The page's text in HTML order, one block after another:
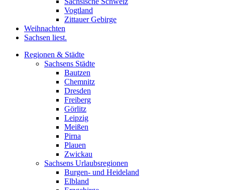
Vogtland
Zittauer Gebirge
Weihnachten
Sachsen liest.
Regionen & Städte
Sachsens Städte
Bautzen
Chemnitz
Dresden
Freiberg
Görlitz
Leipzig
Meißen
Pirna
Plauen
Zwickau
Sachsens Urlaubsregionen
Burgen- und Heideland
Elbland